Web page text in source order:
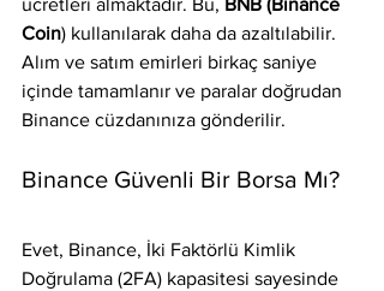
ücretleri almaktadır. Bu, BNB (Binance
Coin) kullanılarak daha da azaltılabilir.
Alım ve satım emirleri birkaç saniye
içinde tamamlanır ve paralar doğrudan
Binance cüzdanınıza gönderilir.
Binance Güvenli Bir Borsa Mı?
Evet, Binance, İki Faktörlü Kimlik
Doğrulama (2FA) kapasitesi sayesinde